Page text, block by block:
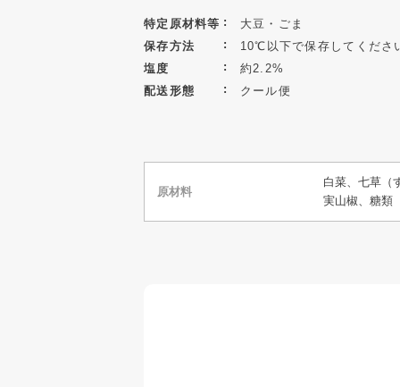
特定原材料等
大豆・ごま
保存方法
10℃以下で保存してくださ
塩度
約2.2%
配送形態
クール便
原材料
白菜、七草（
実山椒、糖類